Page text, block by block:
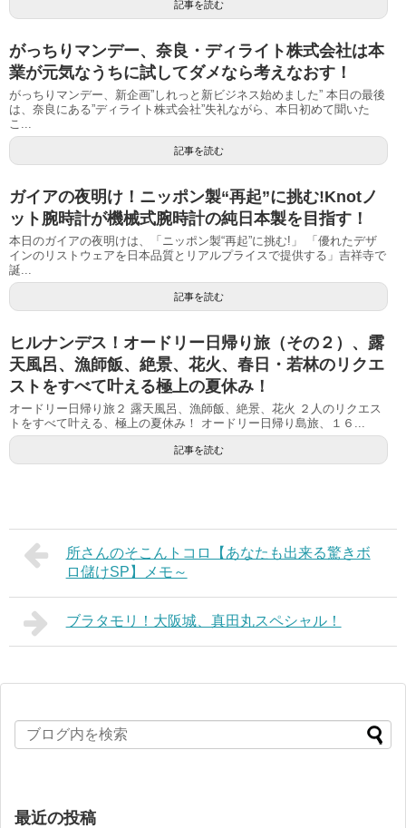
記事を読む
がっちりマンデー、奈良・ディライト株式会社は本
業が元気なうちに試してダメなら考えなおす！
がっちりマンデー、新企画”しれっと新ビジネス始めました” 本日の最後
は、奈良にある”ディライト株式会社”失礼ながら、本日初めて聞いた
こ...
記事を読む
ガイアの夜明け！ニッポン製“再起”に挑む!Knotノ
ット腕時計が機械式腕時計の純日本製を目指す！
本日のガイアの夜明けは、「ニッポン製“再起”に挑む!」 「優れたデザ
インのリストウェアを日本品質とリアルプライスで提供する」吉祥寺で
誕...
記事を読む
ヒルナンデス！オードリー日帰り旅（その２）、露
天風呂、漁師飯、絶景、花火、春日・若林のリクエ
ストをすべて叶える極上の夏休み！
オードリー日帰り旅２ 露天風呂、漁師飯、絶景、花火 ２人のリクエス
トをすべて叶える、極上の夏休み！ オードリー日帰り島旅、１６...
記事を読む
所さんのそこんトコロ【あなたも出来る驚きボ
ロ儲けSP】メモ～
ブラタモリ！大阪城、真田丸スペシャル！
最近の投稿